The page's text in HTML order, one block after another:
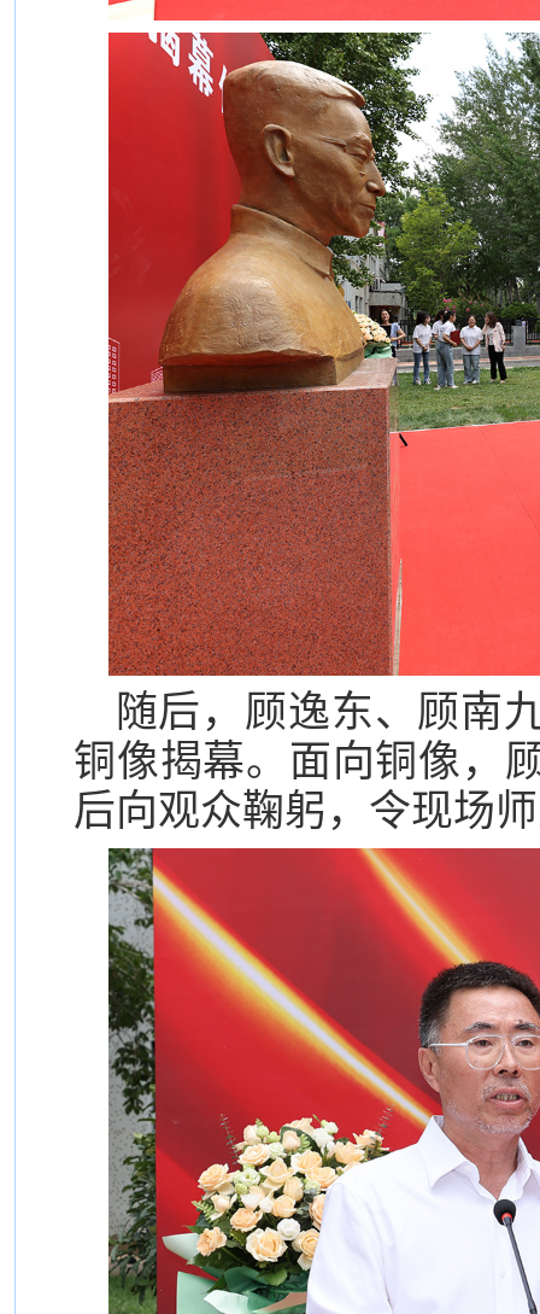
随后，顾逸东、顾南
铜像揭幕。面向铜像，
后向观众鞠躬，令现场